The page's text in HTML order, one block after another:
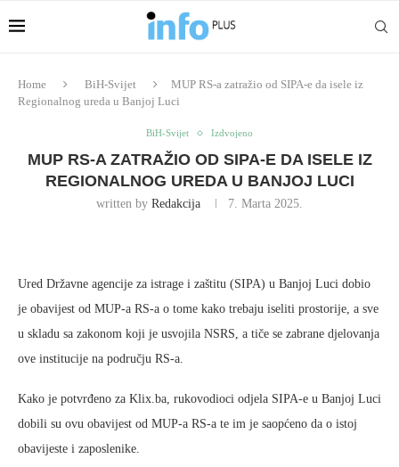
Home BiH-Svijet
MUP RS-a zatražio od SIPA-e da isele iz
Regionalnog ureda u Banjoj Luci
BiH-Svijet Izdvojeno
MUP RS-A ZATRAŽIO OD SIPA-E DA ISELE IZ
REGIONALNOG UREDA U BANJOJ LUCI
written by Redakcija 7. Marta 2025.
Ured Državne agencije za istrage i zaštitu (SIPA) u Banjoj Luci dobio
je obavijest od MUP-a RS-a o tome kako trebaju iseliti prostorije, a sve
u skladu sa zakonom koji je usvojila NSRS, a tiče se zabrane djelovanja
ove institucije na području RS-a.
Kako je potvrđeno za Klix.ba, rukovodioci odjela SIPA-e u Banjoj Luci
dobili su ovu obavijest od MUP-a RS-a te im je saopćeno da o istoj
obavijeste i zaposlenike.